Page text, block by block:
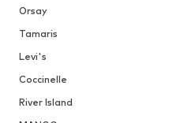
Orsay
Tamaris
Levi's
Coccinelle
River Island